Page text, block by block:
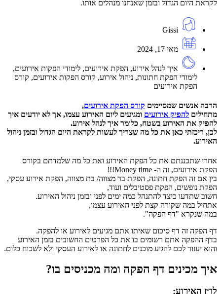
לקראת היום הגדול ובזמן שאנחנו מנהלים אותו.
Gissi
מאי 17, 2024
איך לנהל אירוע, הפקת אירועים, לימודי הפקות אירועים,
לימודי הפקת חתונות, ניהול אירוע, קורס הפקות אירועים, קורס
הפקת אירועים
הרבה אנשים שמסיימים קורס הפקת אירועים,
מתחילים להפיק אירועים ומגיעים ליום האירוע עצמו, אך לא יודעים איך
להפיק את האירוע בשטח, כלומר איך לנהל אירוע.
לכן, ריכזתי כאן את כל מה שצריך לעשות לקראת היום הגדול ובזמן ניהול
האירוע.
אחרי שתכננתם את כל הפקת האירוע ואת כל מה שלמדתם בקורס
הפקת אירועים, זה ה- Money time!!!
בין אם זה הפקת חתונה, הפקת בר מצווה/ בת מצווה, הפקת אירוע עסקי,
הפקת נופשים, הפקת פסטיבלים ועוד,
חשוב שתדעו כיצד להתנהל כמה ימים לפני ובזמן ניהול האירוע.
אתחיל במה שקורה קצת לפני האירוע עצמו,
במה שנקרא "דף הפקה".
דף הפקה זה דף סיכום שאיתו אתם מגיעים לאירוע או להפקה.
בדף ההפקה אתם רשומים בו את כל הפרטים החשובים בזמן האירוע
והוא יעזור לכם להגיע מוכנים לחתונה או לאירוע העסקי ולא לשכוח כלום.
איך מכינים דף הפקה ומה מכניסים בו?
לו״ז האירוע: